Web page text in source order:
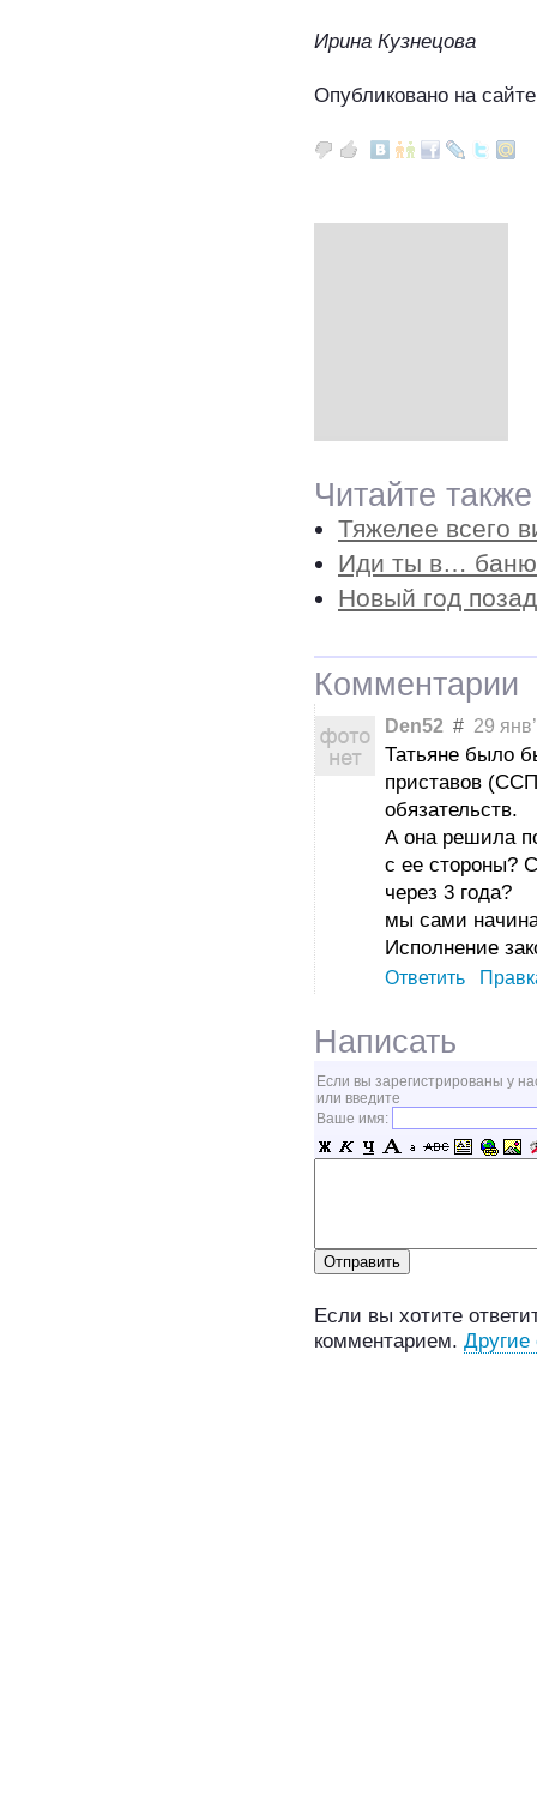
Ирина Кузнецова
Опубликовано на
Читайте
Тяжелее всего
Иди ты в…
Новый год
Комментарии
Den52 # 29
Татьяне было
приставов
обязательств.
А она решила
с ее стороны?
через 3 года?
мы сами
Исполнение
Ответить
Написать
Если вы зарегистрированы у
или введите
Ваше имя:
Если вы хотите
комментарием. Другие